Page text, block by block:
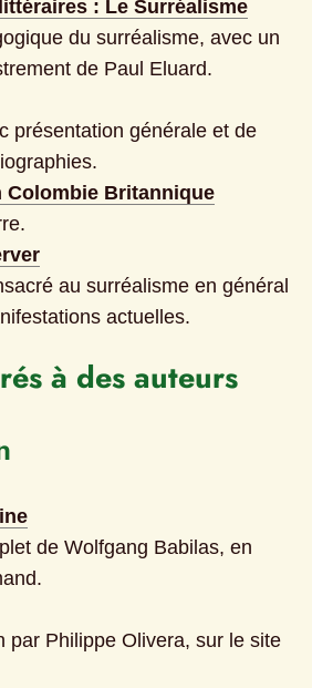
: Le Surréalisme
du surréalisme, avec un
de Paul Eluard.
présentation générale et de
Colombie Britannique
au surréalisme en général
actuelles.
à des auteurs
de Wolfgang Babilas, en
par Philippe Olivera, sur le site